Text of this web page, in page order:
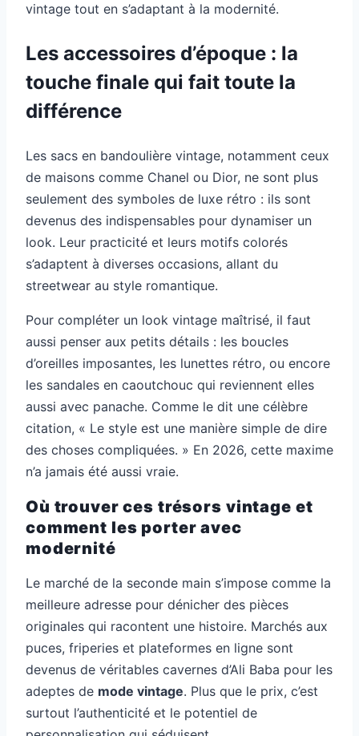
vintage tout en s’adaptant à la modernité.
Les accessoires d’époque : la
touche finale qui fait toute la
différence
Les sacs en bandoulière vintage, notamment ceux
de maisons comme Chanel ou Dior, ne sont plus
seulement des symboles de luxe rétro : ils sont
devenus des indispensables pour dynamiser un
look. Leur practicité et leurs motifs colorés
s’adaptent à diverses occasions, allant du
streetwear au style romantique.
Pour compléter un look vintage maîtrisé, il faut
aussi penser aux petits détails : les boucles
d’oreilles imposantes, les lunettes rétro, ou encore
les sandales en caoutchouc qui reviennent elles
aussi avec panache. Comme le dit une célèbre
citation, « Le style est une manière simple de dire
des choses compliquées. » En 2026, cette maxime
n’a jamais été aussi vraie.
Où trouver ces trésors vintage et
comment les porter avec
modernité
Le marché de la seconde main s’impose comme la
meilleure adresse pour dénicher des pièces
originales qui racontent une histoire. Marchés aux
puces, friperies et plateformes en ligne sont
devenus de véritables cavernes d’Ali Baba pour les
adeptes de mode vintage. Plus que le prix, c’est
surtout l’authenticité et le potentiel de